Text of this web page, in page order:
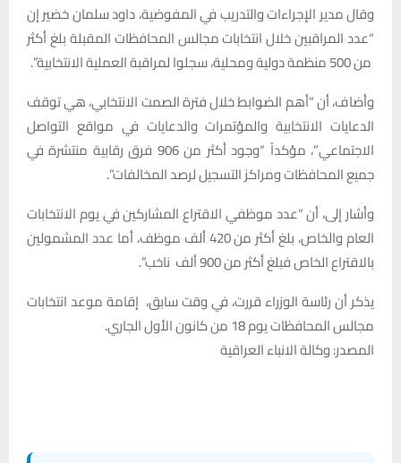
وقال مدير الإجراءات والتدريب في المفوضية، داود سلمان خضير إن
“عدد المراقبين خلال انتخابات مجالس المحافظات المقبلة بلغ أكثر
من 500 منظمة دولية ومحلية، سجلوا لمراقبة العملية الانتخابية”.
وأضاف، أن “أهم الضوابط خلال فترة الصمت الانتخابي، هي توقف
الدعايات الانتخابية والمؤتمرات والدعايات في مواقع التواصل
الاجتماعي”، مؤكداً “وجود أكثر من 906 فرق رقابية منتشرة في
جميع المحافظات ومراكز التسجيل لرصد المخالفات”.
وأشار إلى، أن “عدد موظفي الاقتراع المشاركين في يوم الانتخابات
العام والخاص، بلغ أكثر من 420 ألف موظف، أما عدد المشمولين
بالاقتراع الخاص فبلغ أكثر من 900 ألف ناخب”.
يذكر أن رئاسة الوزراء قررت، في وقت سابق، إقامة موعد انتخابات
مجالس المحافظات يوم 18 من كانون الأول الجاري.
المصدر: وكالة الانباء العراقية